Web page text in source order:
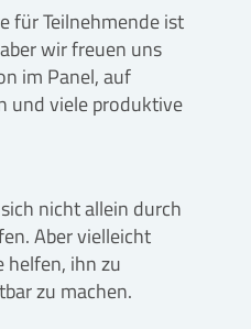
für Teilnehmende ist
wir freuen uns
im Panel, auf
und viele produktive
nicht allein durch
Aber vielleicht
helfen, ihn zu
zu machen.